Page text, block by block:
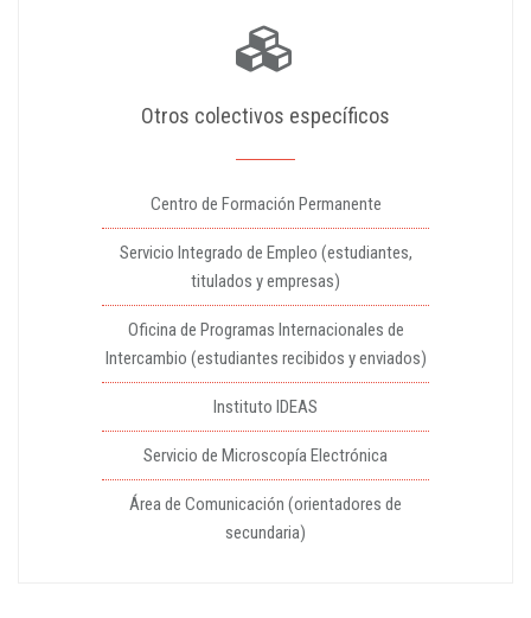
Otros colectivos específicos
Centro de Formación Permanente
Servicio Integrado de Empleo (estudiantes,
titulados y empresas)
Oficina de Programas Internacionales de
Intercambio (estudiantes recibidos y enviados)
Instituto IDEAS
Servicio de Microscopía Electrónica
Área de Comunicación (orientadores de
secundaria)